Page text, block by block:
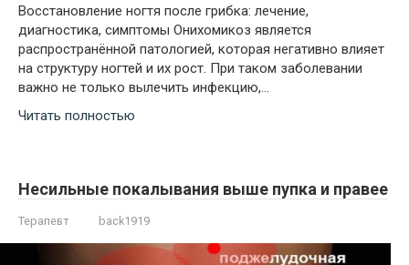
Восстановление ногтя после грибка: лечение,
диагностика, симптомы Онихомикоз является
распространённой патологией, которая негативно влияет
на структуру ногтей и их рост. При таком заболевании
важно не только вылечить инфекцию,…
Читать полностью
Несильные покалывания выше пупка и правее
Терапевт back1919